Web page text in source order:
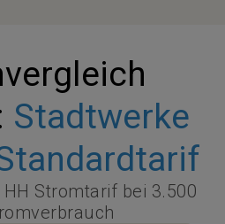
Stadtwerke
Stromtarif bei 3.500